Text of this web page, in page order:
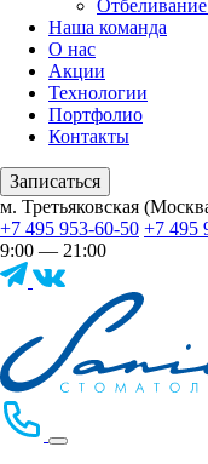
Отбеливание
Наша команда
О нас
Акции
Технологии
Портфолио
Контакты
Записаться
м. Третьяковская
+7 495 953-60-50 +7 495
9:00 — 21:00